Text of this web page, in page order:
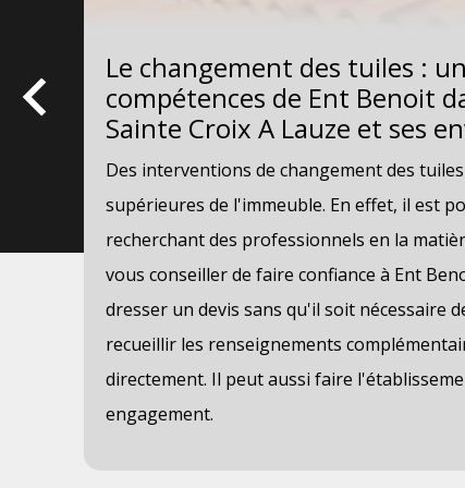
Le changement des tuiles :
compétences de Ent Benoit
Sainte Croix A Lauze et ses
Des interventions de changement des
supérieures de l'immeuble. En effet, il est
recherchant des professionnels en la
vous conseiller de faire confiance à Ent
dresser un devis sans qu'il soit nécessaire
recueillir les renseignements
directement. Il peut aussi faire
engagement.